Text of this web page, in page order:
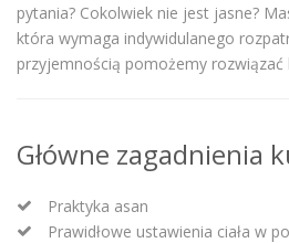
pytania? Cokolwiek nie jest jasne?
która wymaga indywidulanego
przyjemnością pomożemy rozwiązać
Główne zagadnienia
Praktyka asan
Prawidłowe ustawienia ciała w